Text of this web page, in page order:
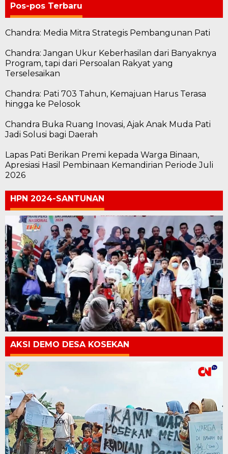
Pos-pos Terbaru
Chandra: Media Mitra Strategis Pembangunan Pati
Chandra: Jangan Ukur Keberhasilan dari Banyaknya
Program, tapi dari Persoalan Rakyat yang
Terselesaikan
Chandra: Pati 703 Tahun, Kemajuan Harus Terasa
hingga ke Pelosok
Chandra Buka Ruang Inovasi, Ajak Anak Muda Pati
Jadi Solusi bagi Daerah
Lapas Pati Berikan Premi kepada Warga Binaan,
Apresiasi Hasil Pembinaan Kemandirian Periode Juli
2026
HPN 2024-SANTUNAN
AKSI DEMO DESA KOSEKAN